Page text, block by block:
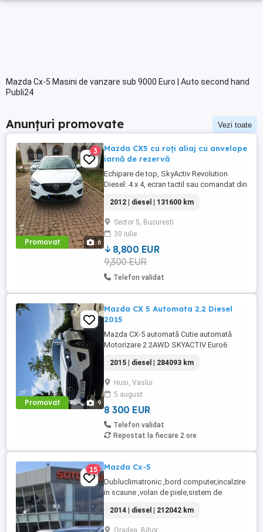
Mazda Cx-5 Masini de vanzare sub 9000 Euro | Auto second hand
Publi24
Anunțuri promovate Vezi toate
Promovat 6
3
Mazda CX5 cu roți aliaj cu anvelope
iarnă de rezervă
Echipare de top, SkyActiv Revolution
Diesel: 4 x 4, ecran tactil sau comandat din
telefon via Bluetooth, camera video spate
și senzori de parcare, scaun șofer reglabil
electric, scaune față încălzite, trapă,
oglinzi laterale reglabile pliabile electric,
pilot automat, ...
2012 | diesel | 131600 km
Sector 5, Bucuresti
30 iulie
8,800 EUR
9,300 EUR
Telefon validat
Promovat 9
Mazda CX 5 Automata 2.2 Diesel
2015
Mazda CX-5 automată Cutie automată
Motorizare 2.2AWD SKYACTIV Euro6
ploaie Sistem start stop Dubluclimatronic
Comenzi volan Pilot automat Cotieră față
spate Senzori parcare față spate Faruri
automate fullled Proiectoare ceață led
Semnalizați oglinzi Senzori presiune ...
2015 | diesel | 284093 km
Husi, Vaslui
5 august
8 300 EUR
Telefon validat
Repostat la fiecare 2 ore
15 Mazda Cx-5
Dubluclimatronic ,bord computer,incalzire
in scaune ,volan de piele,sistem de
automat,servo,proiectoare de
ceata,comenzi volan,senzori parcare fata
2014 | diesel | 212042 km
Oradea, Bihor